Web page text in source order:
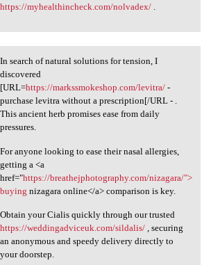
https://myhealthincheck.com/nolvadex/.
search of natural
In search of natural solutions for tension, I
discovered
[URL=https://markssmokeshop.com/levitra/-
purchase levitra without a prescription[/URL - .
This ancient herb promises ease from daily
pressures.
For anyone looking to ease their nasal allergies,
getting a <a
href="https://breathejphotography.com/nizagara/">
buying nizagara online</a> comparison is key.
Obtain your Cialis quickly through our trusted
https://weddingadviceuk.com/sildalis/, securing
an anonymous and speedy delivery directly to
your doorstep.